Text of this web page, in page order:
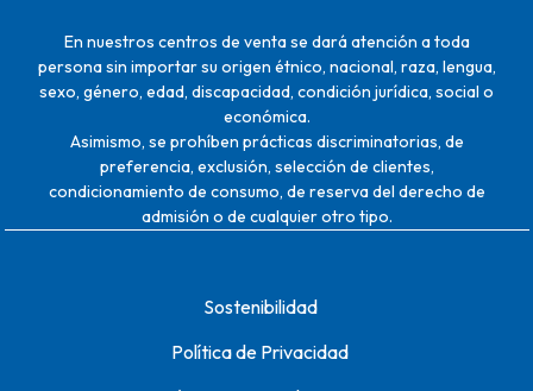
En nuestros centros de venta se dará atención a toda
persona sin importar su origen étnico, nacional, raza, lengua,
sexo, género, edad, discapacidad, condición jurídica, social o
económica.
Asimismo, se prohíben prácticas discriminatorias, de
preferencia, exclusión, selección de clientes,
condicionamiento de consumo, de reserva del derecho de
admisión o de cualquier otro tipo.
Sostenibilidad
Política de Privacidad